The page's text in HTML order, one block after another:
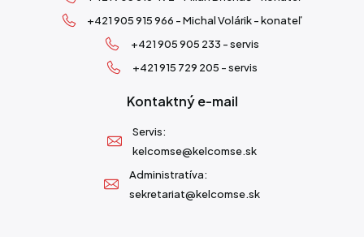
+421 905 915 966 - Michal Volárik - konateľ
+421 905 905 233 - servis
+421 915 729 205 - servis
Kontaktný e-mail
Servis:
kelcomse@kelcomse.sk
Administratíva:
sekretariat@kelcomse.sk